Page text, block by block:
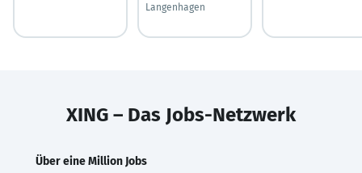
Langenhagen
XING – Das Jobs-Netzwerk
Über eine Million Jobs